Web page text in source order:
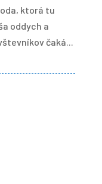
ktorá tu
oddych a
čaká...